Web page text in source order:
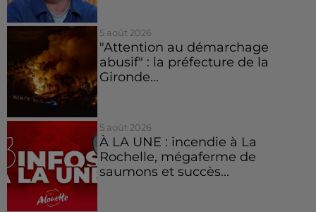
5 août 2026
"Attention au démarchage
abusif" : la préfecture de la
Gironde...
5 août 2026
À LA UNE : incendie à La
Rochelle, mégaferme de
saumons et succès...